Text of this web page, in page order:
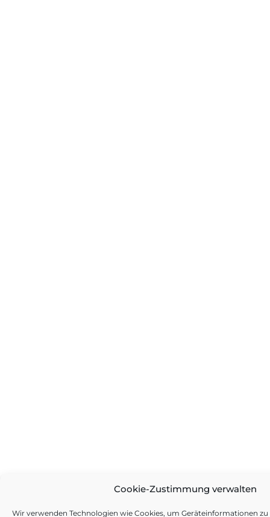
Cookie-Zustimmung verwalten
Wir verwenden Technologien wie Cookies, um Geräteinformationen